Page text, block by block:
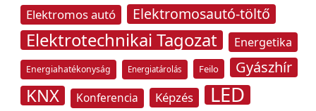
Elektromos autó
Elektromosautó-töltő
Elektrotechnikai Tagozat Energetika
Energiahatékonyság Energiatárolás Feilo Gyászhír
KNX Konferencia Képzés LED